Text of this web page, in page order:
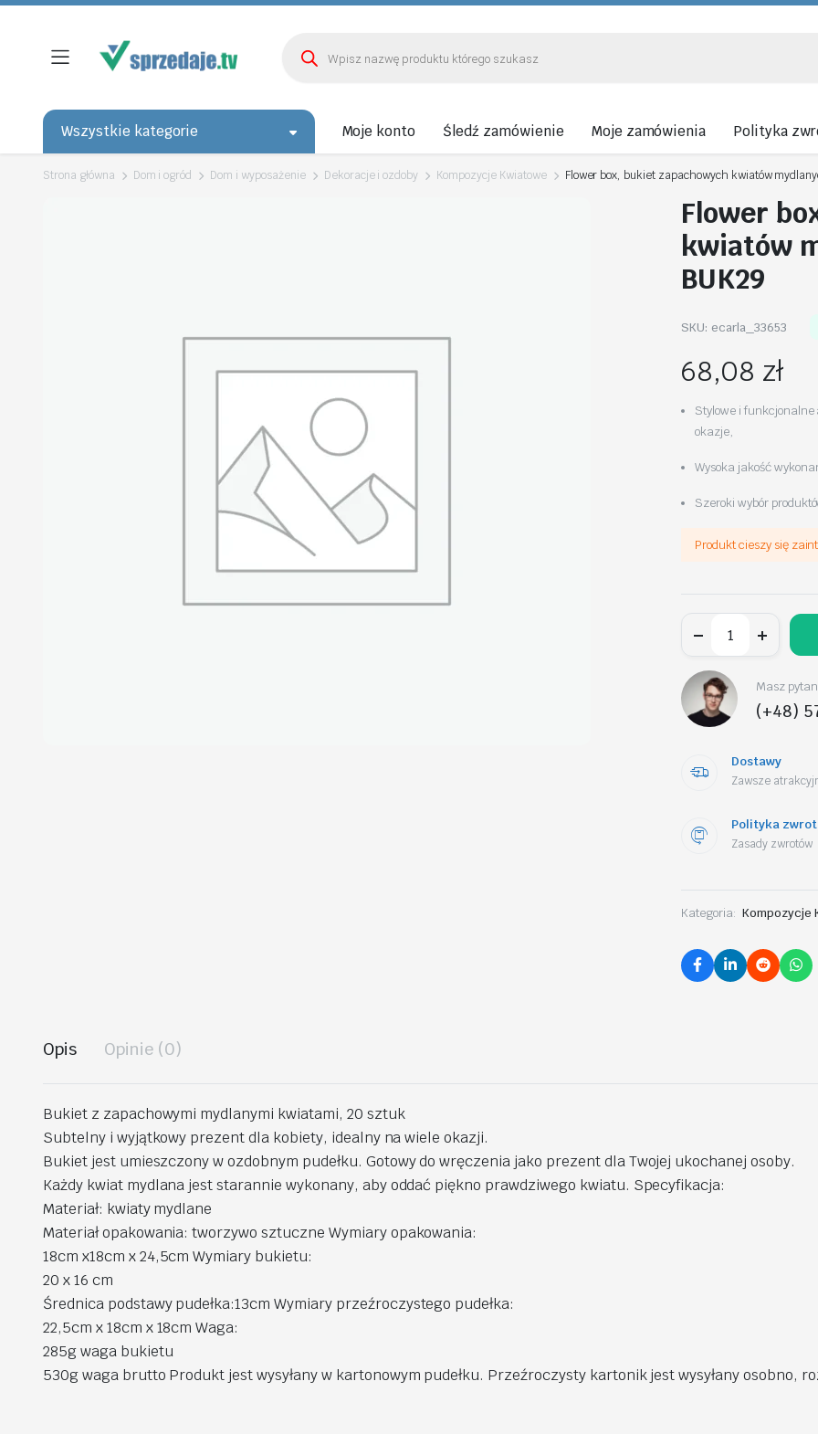
produktów
Wszystkie kategorie Moje konto Śledź zamówienie Moje zamówienia Polityka
Strona główna Dom i ogród Dom i wyposażenie Dekoracje i ozdoby Kompozycje Kwiatowe Flower box, bukiet zapachowych kwiatów
Flower
kwiatów
BUK29
SKU: ecarla_33653
68,08 zł
Stylowe i
okazje,
Wysoka jakość
Szeroki wybór
Produkt cieszy się
box,
zapachowych
kwiatów
mydlanych
w
pudełku
BUK29
ilość
Masz
(+48)
Dostawy
Zawsze
Polityka
Zasady zwrotów
Kategoria: Kompozycje
Opis Opinie (0)
Bukiet z zapachowymi mydlanymi kwiatami, 20 sztuk
Subtelny i wyjątkowy prezent dla kobiety, idealny na wiele okazji.
Bukiet jest umieszczony w ozdobnym pudełku. Gotowy do wręczenia jako prezent dla Twojej ukochanej osoby.
Każdy kwiat mydlana jest starannie wykonany, aby oddać piękno prawdziwego kwiatu. Specyfikacja:
Materiał: kwiaty mydlane
Materiał opakowania: tworzywo sztuczne Wymiary opakowania:
18cm x18cm x 24,5cm Wymiary bukietu:
20 x 16 cm
Średnica podstawy pudełka:13cm Wymiary przeźroczystego pudełka:
22,5cm x 18cm x 18cm Waga:
285g waga bukietu
530g waga brutto Produkt jest wysyłany w kartonowym pudełku. Przeźroczysty kartonik jest wysyłany osobno,